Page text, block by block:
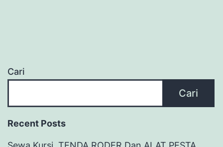
Cari
Cari
Recent Posts